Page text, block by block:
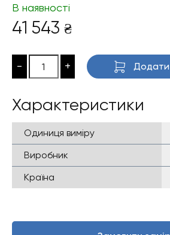
В наявності
41 543 ₴
- + Додати
Характеристики
Одиниця виміру
Виробник
Країна